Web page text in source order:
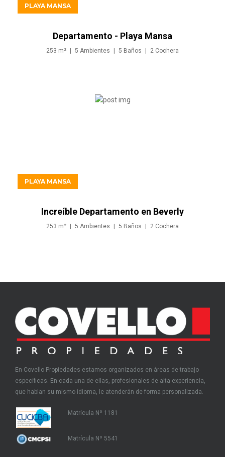
PLAYA MANSA
Departamento - Playa Mansa
253 m² 5 Ambientes 5 Baños 2 Cochera
PLAYA MANSA
Increíble Departamento en Beverly
Tower a la Venta, Punta del Este
253 m² 5 Ambientes 5 Baños 2 Cochera
En Covello Propiedades estamos organizados en áreas de trabajo
específicas. En cada una de ellas, profesionales de alta experiencia,
que hablan su mismo idioma, le atenderán de forma personalizada.
Matrícula Nº 1181
Matrícula Nº 5541